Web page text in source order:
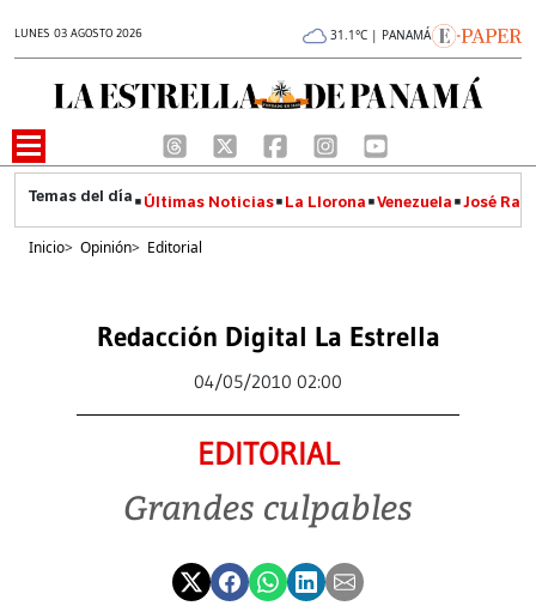
LUNES 03 AGOSTO 2026 31.1°C | PANAMÁ
Últimas Noticias La Llorona Venezuela José
Inicio> Opinión> Editorial
Redacción Digital La Estrella
04/05/2010 02:00
EDITORIAL
Grandes culpables